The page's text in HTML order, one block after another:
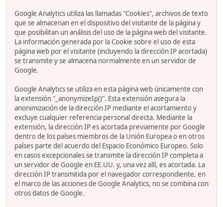
Google Analytics utiliza las llamadas "Cookies", archivos de texto
que se almacenan en el dispositivo del visitante de la página y
que posibilitan un análisis del uso de la página web del visitante.
La información generada por la Cookie sobre el uso de esta
página web por el visitante (incluyendo la dirección IP acortada)
se transmite y se almacena normalmente en un servidor de
Google.
Google Analytics se utiliza en esta página web únicamente con
la extensión "_anonymizeIp()". Esta extensión asegura la
anonimización de la dirección IP mediante el acortamiento y
excluye cualquier referencia personal directa. Mediante la
extensión, la dirección IP es acortada previamente por Google
dentro de los países miembros de la Unión Europea o en otros
países parte del acuerdo del Espacio Económico Europeo. Solo
en casos excepcionales se transmite la dirección IP completa a
un servidor de Google en EE.UU. y, una vez allí, es acortada. La
dirección IP transmitida por el navegador correspondiente, en
el marco de las acciones de Google Analytics, no se combina con
otros datos de Google.